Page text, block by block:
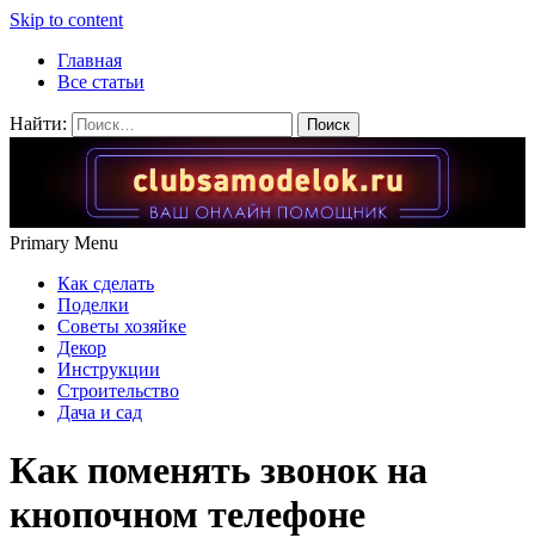
Skip to content
Главная
Все статьи
Найти:
Primary Menu
Как сделать
Поделки
Советы хозяйке
Декор
Инструкции
Строительство
Дача и сад
Как поменять звонок на
кнопочном телефоне